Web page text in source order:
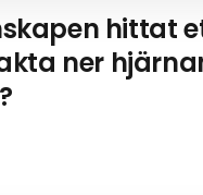
hittat
ner